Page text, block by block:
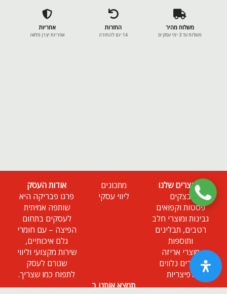
משלוח מהיר
משלוח עד 3 ימי עסקים
החזרות
14 יום להחזרה
אחריות
אחריות יצרן מלאה
המוצרים שלנו
בצקים
פסטות וקפואים
גבינות ומוצרי חלב
רטבים, תבלינים
ותוספות
מוצרי אריזה
מוצרים נלווים
לפיצריות
מתכונים
ליווי עסקי
אודות העסק
פרגו פבריקה היא
שותפה אמיתית
לעסקים בתחום
הפיצה – עם חומרי
גלם איכותיים,
שירות מקצועי וליווי
שגורם לעסק
לתפוח כמו שצריך.
תמצא אותנו ב